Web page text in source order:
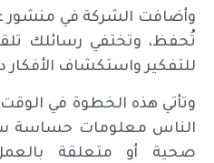
وأضافت الشركة في منشور
تُحفظ، وتختفي رسائلك
للتفكير واستكشاف الأفكار
وتأتي هذه الخطوة في
الناس معلومات حساسة
صحية أو متعلقة